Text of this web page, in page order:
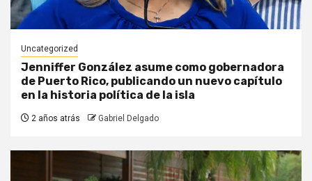
Uncategorized
Jenniffer González asume como gobernadora
de Puerto Rico, publicando un nuevo capítulo
en la historia política de la isla
2 años atrás Gabriel Delgado